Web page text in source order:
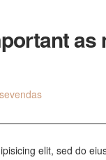
elit, sed do